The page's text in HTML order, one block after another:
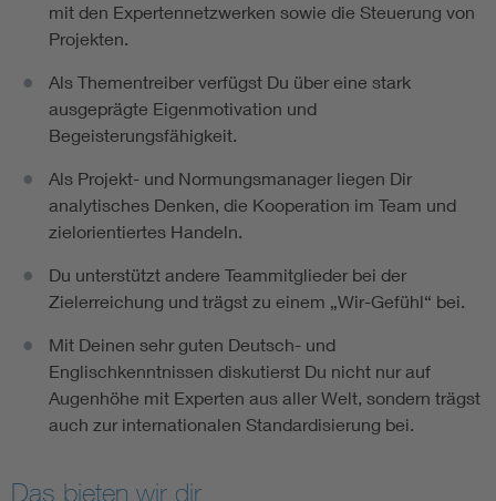
mit den Expertennetzwerken sowie die Steuerung von
Projekten.
Als Thementreiber verfügst Du über eine stark
ausgeprägte Eigenmotivation und
Begeisterungsfähigkeit.
Als Projekt- und Normungsmanager liegen Dir
analytisches Denken, die Kooperation im Team und
zielorientiertes Handeln.
Du unterstützt andere Teammitglieder bei der
Zielerreichung und trägst zu einem „Wir-Gefühl“ bei.
Mit Deinen sehr guten Deutsch- und
Englischkenntnissen diskutierst Du nicht nur auf
Augenhöhe mit Experten aus aller Welt, sondern trägst
auch zur internationalen Standardisierung bei.
Das bieten wir dir